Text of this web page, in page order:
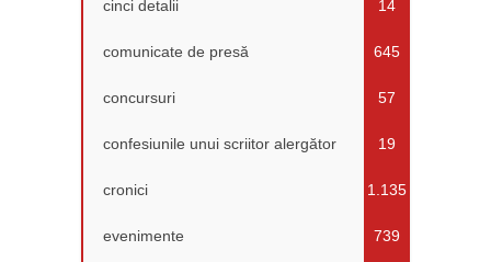
cinci detalii 14
comunicate de presă 645
concursuri 57
confesiunile unui scriitor alergător 19
cronici 1.135
evenimente 739